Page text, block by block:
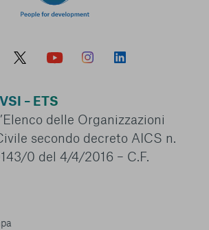
– ETS
delle Organizzazioni
secondo decreto AICS n.
0 del 4/4/2016 – C.F.